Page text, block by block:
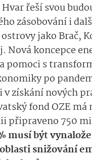
řeší svou
zásobování i
jako Brač,
Nová koncepce
pomoci s
po
v získání nových
fond OZE má
připraveno 750
musí být
snižování